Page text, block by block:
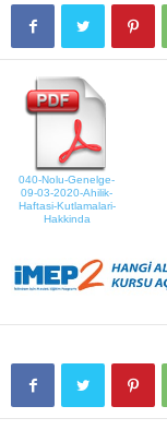
040-Nolu-Genelge-
09-03-2020-Ahilik-
Haftasi-Kutlamalari-
Hakkinda